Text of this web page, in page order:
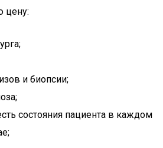
цену:
и биопсии;
состояния пациента в каждом